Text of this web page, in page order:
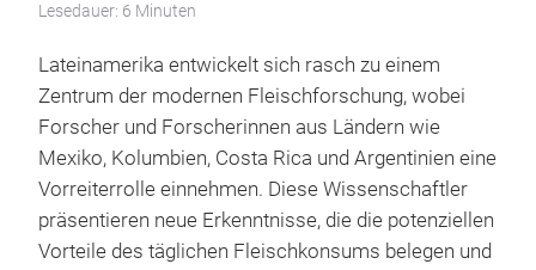
Lesedauer: 6 Minuten
Lateinamerika entwickelt sich rasch zu einem
Zentrum der modernen Fleischforschung, wobei
Forscher und Forscherinnen aus Ländern wie
Mexiko, Kolumbien, Costa Rica und Argentinien eine
Vorreiterrolle einnehmen. Diese Wissenschaftler
präsentieren neue Erkenntnisse, die die potenziellen
Vorteile des täglichen Fleischkonsums belegen und